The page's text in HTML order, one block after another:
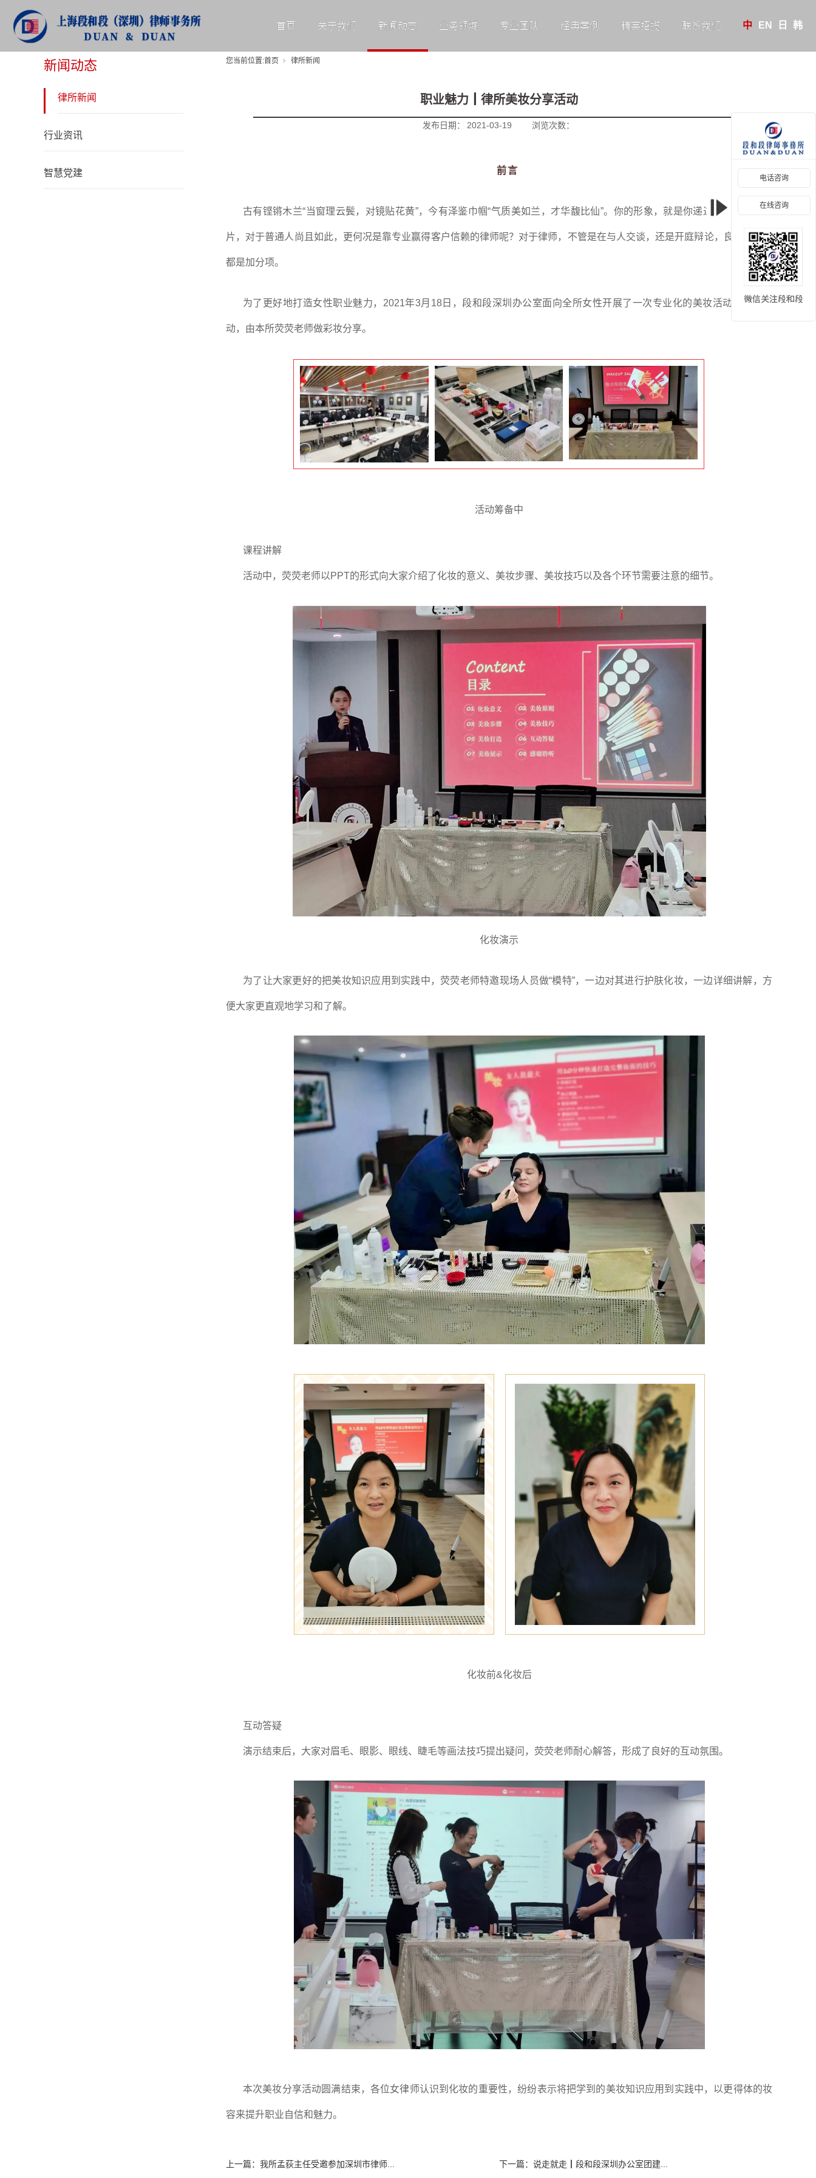
首页 关于我们 新闻动态 业务领域 专业团队 经典案例 精英招揽 联系我们 EN
中 日 韩
新闻动态
新闻动态
律所新闻
行业资讯
智慧党建
您当前位置:首页 律所新闻
职业魅力┃律所美妆分享活动
发布日期： 2021-03-19 浏览次数：
前言
古有铿锵木兰“当窗理云鬓，对镜贴花黄”，今有泽鉴巾帼“气质美如兰，才华馥比仙”。你的形象，就是你递过去的第一张名
片，对于普通人尚且如此，更何况是靠专业赢得客户信赖的律师呢？对于律师，不管是在与人交谈，还是开庭辩论，良好的形象
都是加分项。
为了更好地打造女性职业魅力，2021年3月18日，段和段深圳办公室面向全所女性开展了一次专业化的美妆活动。此次活
动，由本所荧荧老师做彩妆分享。
活动筹备中
课程讲解
活动中，荧荧老师以PPT的形式向大家介绍了化妆的意义、美妆步骤、美妆技巧以及各个环节需要注意的细节。
化妆演示
为了让大家更好的把美妆知识应用到实践中，荧荧老师特邀现场人员做“模特”，一边对其进行护肤化妆，一边详细讲解，方
便大家更直观地学习和了解。
化妆前&化妆后
互动答疑
演示结束后，大家对眉毛、眼影、眼线、睫毛等画法技巧提出疑问，荧荧老师耐心解答，形成了良好的互动氛围。
本次美妆分享活动圆满结束，各位女律师认识到化妆的重要性，纷纷表示将把学到的美妆知识应用到实践中，以更得体的妆
容来提升职业自信和魅力。
上一篇： 我所孟荻主任受邀参加深圳市律师... 下一篇： 说走就走┃段和段深圳办公室团建...
电话咨询
在线咨询